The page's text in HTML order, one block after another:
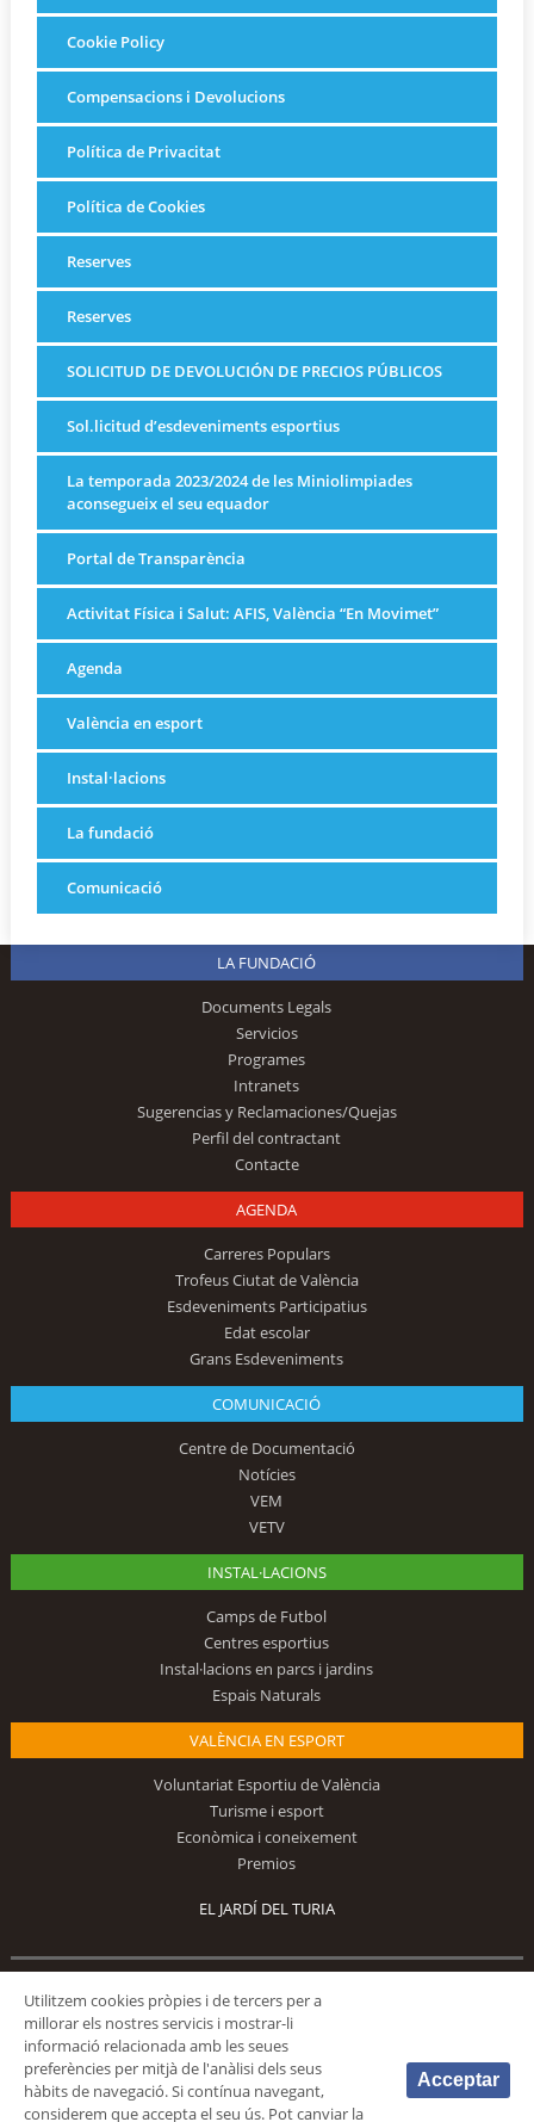
Cookie Policy
Compensacions i Devolucions
Política de Privacitat
Política de Cookies
Reserves
Reserves
SOLICITUD DE DEVOLUCIÓN DE PRECIOS PÚBLICOS
Sol.licitud d’esdeveniments esportius
La temporada 2023/2024 de les Miniolimpiades
aconsegueix el seu equador
Portal de Transparència
Activitat Física i Salut: AFIS, València “En Movimet”
Agenda
València en esport
Instal·lacions
La fundació
Comunicació
LA FUNDACIÓ
Documents Legals
Servicios
Programes
Intranets
Sugerencias y Reclamaciones/Quejas
Perfil del contractant
Contacte
AGENDA
Carreres Populars
Trofeus Ciutat de València
Esdeveniments Participatius
Edat escolar
Grans Esdeveniments
COMUNICACIÓ
Centre de Documentació
Notícies
VEM
VETV
INSTAL·LACIONS
Camps de Futbol
Centres esportius
Instal·lacions en parcs i jardins
Espais Naturals
VALÈNCIA EN ESPORT
Voluntariat Esportiu de València
Turisme i esport
Econòmica i coneixement
Premios
EL JARDÍ DEL TURIA
Utilitzem cookies pròpies i de tercers per a
millorar els nostres servicis i mostrar-li
informació relacionada amb les seues
preferències per mitjà de l'anàlisi dels seus
hàbits de navegació. Si contínua navegant,
considerem que accepta el seu ús. Pot canviar la
Acceptar